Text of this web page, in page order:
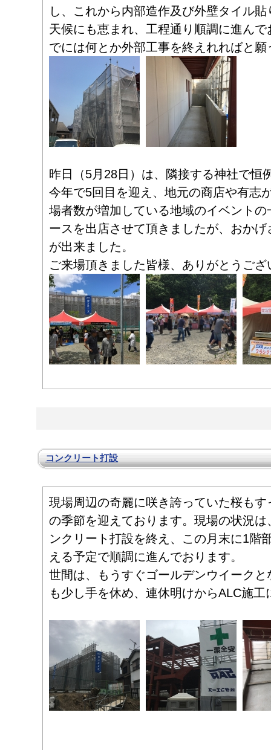
し、これから内部造作及び外壁タイル
天候にも恵まれ、工程通り順調に進ん
でには何とか外部工事を終えれればと
昨日（5月28日）は、隣接する神社で恒
今年で5回目を迎え、地元の商店や有志
場者数が増加している地域のイベント
ースを出店させて頂きましたが、おか
が出来ました。
ご来場頂きました皆様、ありがとうござ
コンクリート打設
現場周辺の奇麗に咲き誇っていた桜も
の季節を迎えております。現場の状況
ンクリート打設を終え、この月末に1階
える予定で順調に進んでおります。
世間は、もうすぐゴールデンウイーク
も少し手を休め、連休明けからALC施工